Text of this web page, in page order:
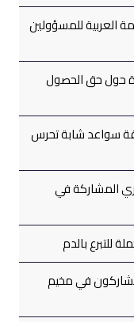
للمسؤولين
حول حق الحصول
سواعد شابة تحرس
المشاركة في
للتبرع بالدم
في مخيم